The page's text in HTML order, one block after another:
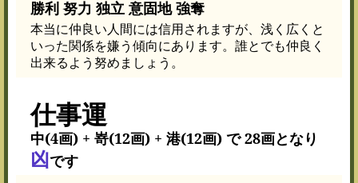
勝利 努力 独立 意固地 強奪
本当に仲良い人間には信用されますが、浅く広くと
いった関係を嫌う傾向にあります。誰とでも仲良く
出来るよう努めましょう。
仕事運
中(4画) + 嵜(12画) + 港(12画) で 28画となり
凶です